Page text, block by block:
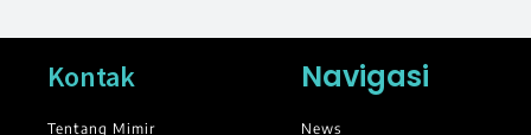
Kontak
Tentang Mimir
Navigasi
News